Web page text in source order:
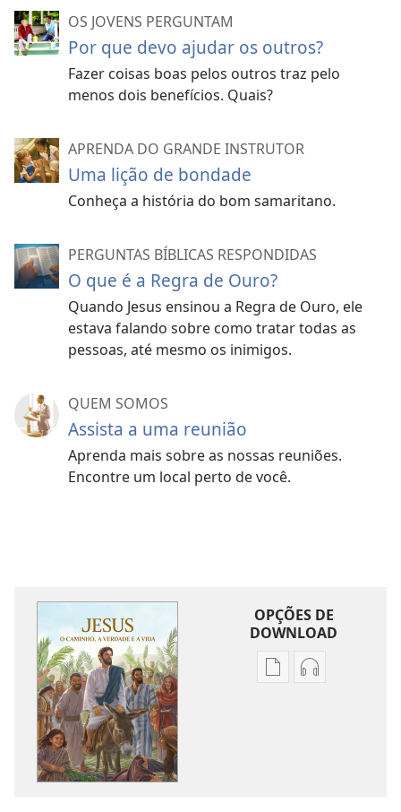
OS JOVENS PERGUNTAM
Por que devo ajudar os outros?
Fazer coisas boas pelos outros traz pelo
menos dois benefícios. Quais?
APRENDA DO GRANDE INSTRUTOR
Uma lição de bondade
Conheça a história do bom samaritano.
PERGUNTAS BÍBLICAS RESPONDIDAS
O que é a Regra de Ouro?
Quando Jesus ensinou a Regra de Ouro, ele
estava falando sobre como tratar todas as
pessoas, até mesmo os inimigos.
QUEM SOMOS
Assista a uma reunião
Aprenda mais sobre as nossas reuniões.
Encontre um local perto de você.
OPÇÕES DE
DOWNLOAD
OpçõesOpções